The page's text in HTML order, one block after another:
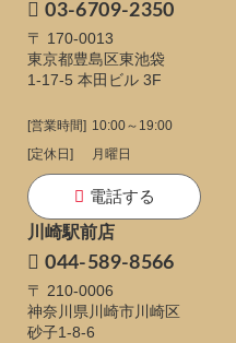
03-6709-2350
〒 170-0013
東京都豊島区東池袋
1-17-5 本田ビル 3F
[営業時間] 10:00～19:00
[定休日]
月曜日
電話する
川崎駅前店
044-589-8566
〒 210-0006
神奈川県川崎市川崎区
砂子1-8-6